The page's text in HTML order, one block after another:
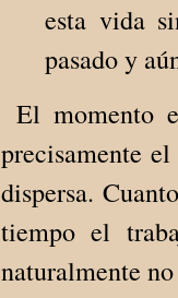
esta vida
pasado y
El momento
precisamente
dispersa.
tiempo el
naturalmente